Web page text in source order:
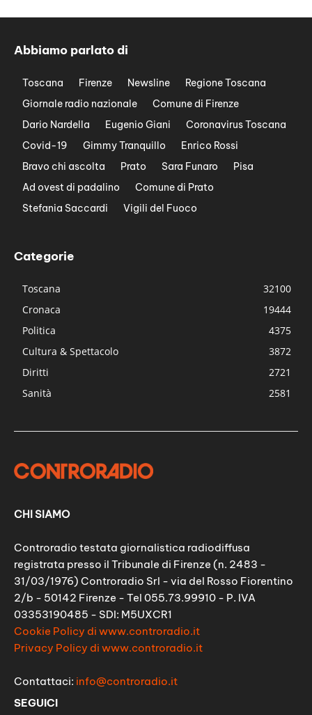
Abbiamo parlato di
Toscana Firenze Newsline
Regione Toscana
Giornale radio nazionale
Comune di Firenze
Dario Nardella
Eugenio Giani
Coronavirus Toscana
Covid-19
Gimmy Tranquillo
Enrico Rossi
Bravo chi ascolta
Prato Sara Funaro
Pisa
Ad ovest di padalino
Comune di Prato
Stefania Saccardi
Vigili del Fuoco
Categorie
Toscana
32100
Cronaca
19444
Politica
4375
Cultura & Spettacolo
3872
Diritti
2721
Sanità
2581
CHI SIAMO
Controradio testata giornalistica radiodiffusa
registrata presso il Tribunale di Firenze (n. 2483 -
31/03/1976) Controradio Srl - via del Rosso Fiorentino
2/b - 50142 Firenze - Tel 055.73.99910 - P. IVA
03353190485 - SDI: M5UXCR1
Cookie Policy di www.controradio.it
Privacy Policy di www.controradio.it
Contattaci: info@controradio.it
SEGUICI